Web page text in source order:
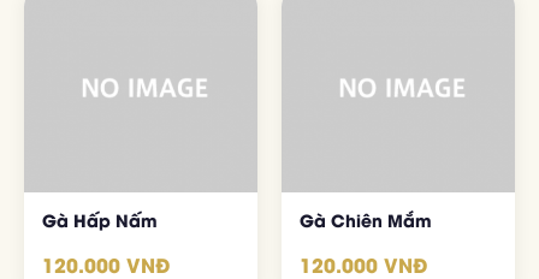
Gà Hấp Nấm
120.000 VNĐ
Gà Chiên Mắm
120.000 VNĐ